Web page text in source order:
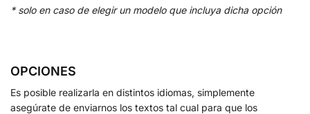
* solo en caso de elegir un modelo que incluya dicha opción
OPCIONES
Es posible realizarla en distintos idiomas, simplemente
asegúrate de enviarnos los textos tal cual para que los